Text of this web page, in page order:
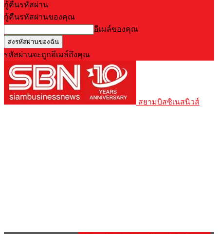
กู้คืนรหัสผ่าน
กู้คืนรหัสผ่านของคุณ
อีเมล์ของคุณ
รหัสผ่านจะถูกอีเมล์ถึงคุณ
สยามบิสซิเนสนิวส์